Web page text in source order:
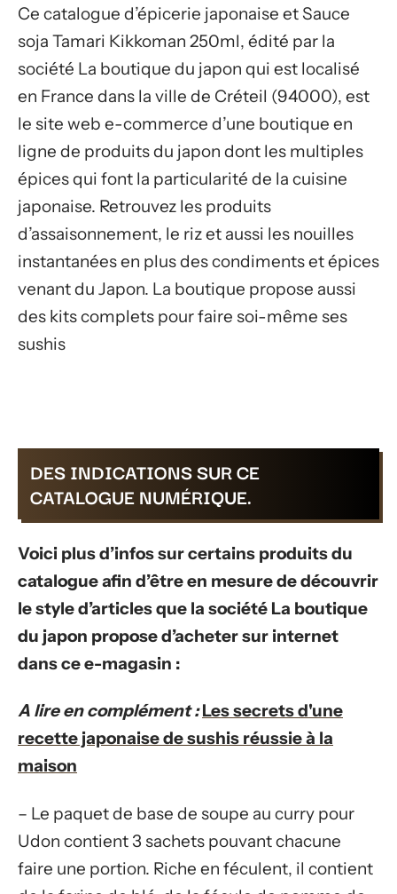
Ce catalogue d’épicerie japonaise et Sauce
soja Tamari Kikkoman 250ml, édité par la
société La boutique du japon qui est localisé
en France dans la ville de Créteil (94000), est
le site web e-commerce d’une boutique en
ligne de produits du japon dont les multiples
épices qui font la particularité de la cuisine
japonaise. Retrouvez les produits
d’assaisonnement, le riz et aussi les nouilles
instantanées en plus des condiments et épices
venant du Japon. La boutique propose aussi
des kits complets pour faire soi-même ses
sushis
DES INDICATIONS SUR CE
CATALOGUE NUMÉRIQUE.
Voici plus d’infos sur certains produits du
catalogue afin d’être en mesure de découvrir
le style d’articles que la société La boutique
du japon propose d’acheter sur internet
dans ce e-magasin :
A lire en complément : Les secrets d'une
recette japonaise de sushis réussie à la
maison
– Le paquet de base de soupe au curry pour
Udon contient 3 sachets pouvant chacune
faire une portion. Riche en féculent, il contient